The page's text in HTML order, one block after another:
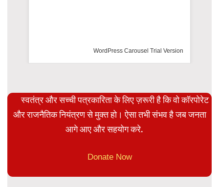
WordPress Carousel Trial Version
स्वतंत्र और सच्ची पत्रकारिता के लिए ज़रूरी है कि वो कॉरपोरेट
और राजनैतिक नियंत्रण से मुक्त हो। ऐसा तभी संभव है जब जनता
आगे आए और सहयोग करे.
Donate Now